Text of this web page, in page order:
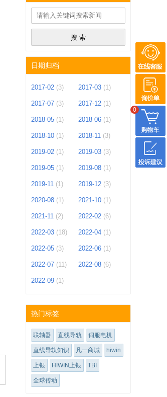
日期归档
2017-02 (3) 2017-03 (1)
2017-07 (3) 2017-12 (1)
2018-05 (1) 2018-06 (1)
2018-10 (1) 2018-11 (3)
2019-02 (1) 2019-03 (3)
2019-05 (1) 2019-08 (1)
2019-11 (1) 2019-12 (3)
2020-08 (1) 2021-10 (1)
2021-11 (2) 2022-02 (6)
2022-03 (18) 2022-04 (1)
2022-05 (3) 2022-06 (1)
2022-07 (11) 2022-08 (6)
2022-09 (1)
热门标签
联轴器 直线导轨 伺服电机
直线导轨知识 凡一商城 hiwin
上银 HIWIN上银 TBI
全球传动
0